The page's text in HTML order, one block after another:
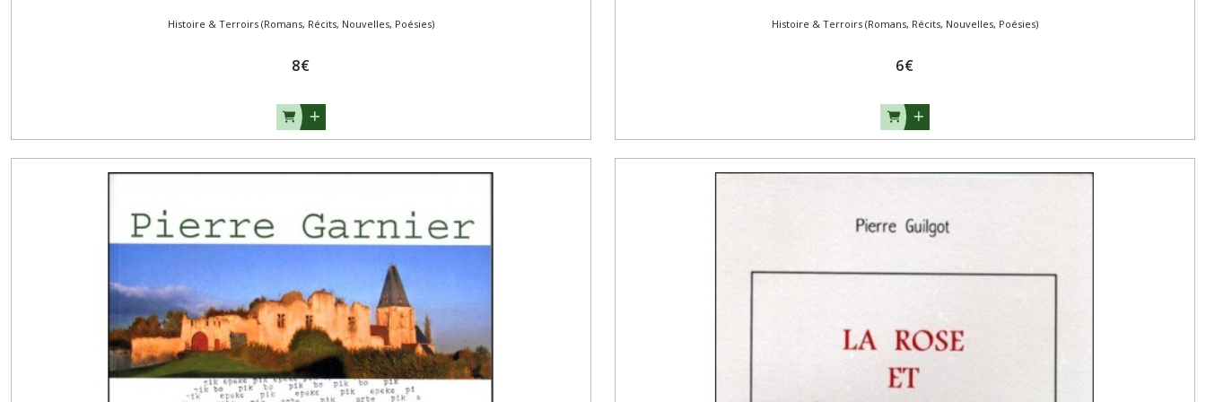
Histoire & Terroirs (Romans, Récits, Nouvelles, Poésies)
8€
Histoire & Terroirs (Romans, Récits, Nouvelles, Poésies)
6€